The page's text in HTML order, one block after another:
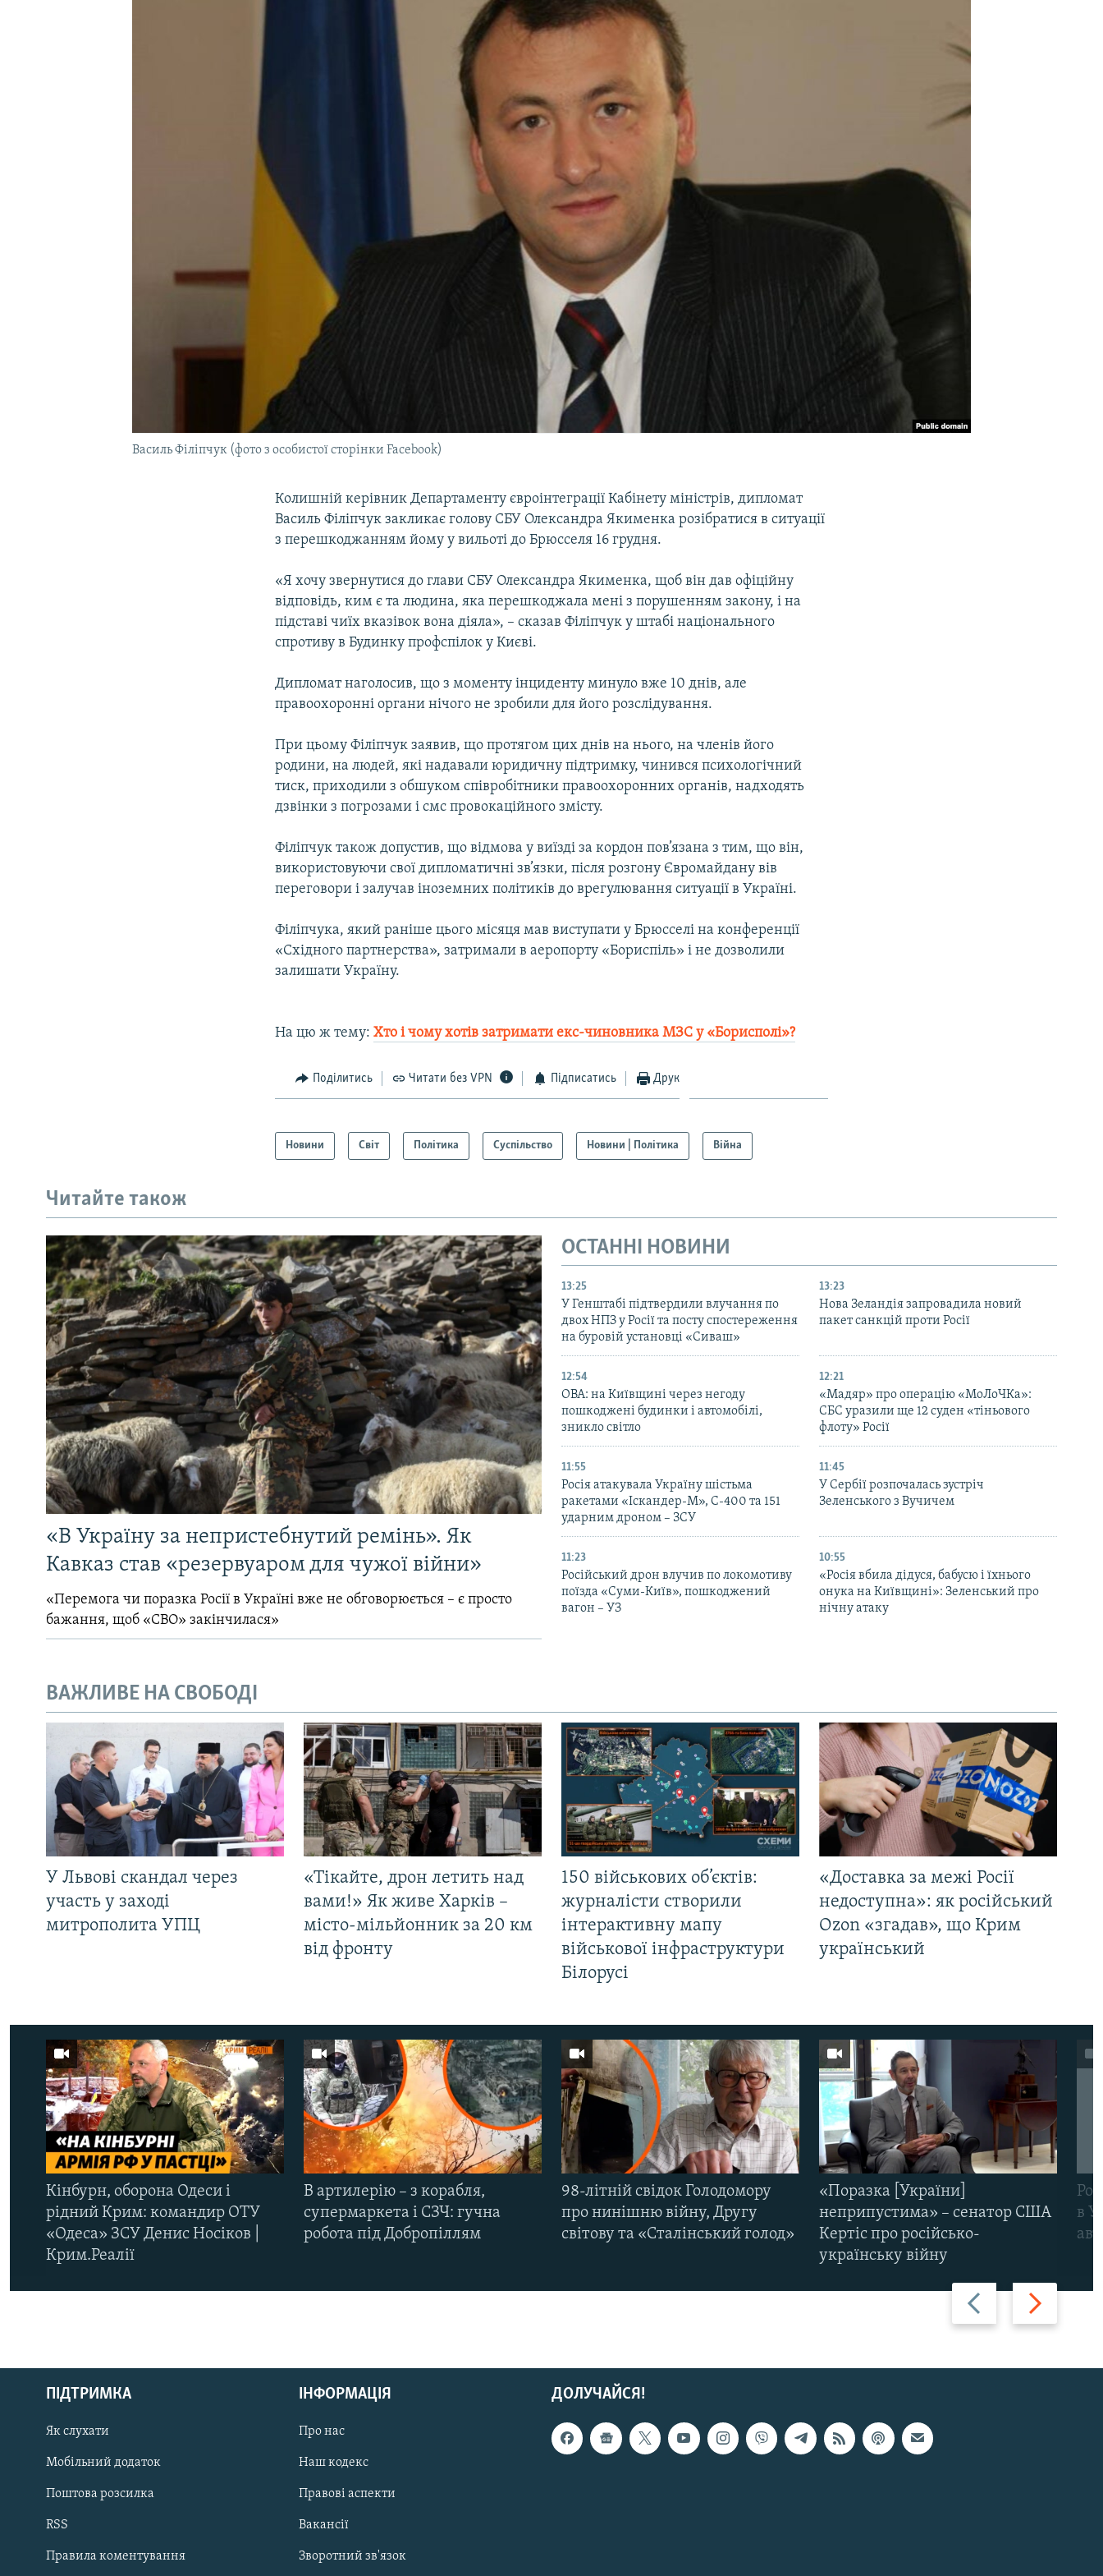
РУС
ДОЛУЧАЙСЯ!
Василь Філіпчук (фото з особистої сторінки Facebook)
Колишній керівник Департаменту євроінтеграції Кабінету міністрів, дипломат
Василь Філіпчук закликає голову СБУ Олександра Якименка розібратися в ситуації
з перешкоджанням йому у вильоті до Брюсселя 16 грудня.
«Я хочу звернутися до глави СБУ Олександра Якименка, щоб він дав офіційну
відповідь, ким є та людина, яка перешкоджала мені з порушенням закону, і на
підставі чиїх вказівок вона діяла», – сказав Філіпчук у штабі національного
спротиву в Будинку профспілок у Києві.
Дипломат наголосив, що з моменту інциденту минуло вже 10 днів, але
правоохоронні органи нічого не зробили для його розслідування.
При цьому Філіпчук заявив, що протягом цих днів на нього, на членів його
родини, на людей, які надавали юридичну підтримку, чинився психологічний
тиск, приходили з обшуком співробітники правоохоронних органів, надходять
дзвінки з погрозами і смс провокаційного змісту.
Філіпчук також допустив, що відмова у виїзді за кордон пов’язана з тим, що він,
використовуючи свої дипломатичні зв’язки, після розгону Євромайдану вів
переговори і залучав іноземних політиків до врегулювання ситуації в Україні.
Філіпчука, який раніше цього місяця мав виступати у Брюсселі на конференції
«Східного партнерства», затримали в аеропорту «Бориспіль» і не дозволили
залишати Україну.
На цю ж тему:Хто і чому хотів затримати екс-чиновника МЗС у «Борисполі»?
Поділитись Читати без VPN Підписатись Друк
Новини Світ Політика Суспільство Новини | Політика Війна
Читайте також
«В Україну за непристебнутий ремінь». Як
Кавказ став «резервуаром для чужої війни»
«Перемога чи поразка Росії в Україні вже не обговорюється – є просто
бажання, щоб «СВО» закінчилася»
ОСТАННІ НОВИНИ
13:25
У Генштабі підтвердили влучання по
двох НПЗ у Росії та посту спостереження
на буровій установці «Сиваш»
13:23
Нова Зеландія запровадила новий
пакет санкцій проти Росії
12:54
ОВА: на Київщині через негоду
пошкоджені будинки і автомобілі,
зникло світло
12:21
«Мадяр» про операцію «МоЛоЧКа»:
СБС уразили ще 12 суден «тіньового
флоту» Росії
11:55
Росія атакувала Україну шістьма
ракетами «Іскандер-М», С-400 та 151
ударним дроном – ЗСУ
11:45
У Сербії розпочалась зустріч
Зеленського з Вучичем
11:23
Російський дрон влучив по локомотиву
поїзда «Суми-Київ», пошкоджений
вагон – УЗ
10:55
«Росія вбила дідуся, бабусю і їхнього
онука на Київщині»: Зеленський про
нічну атаку
ВАЖЛИВЕ НА СВОБОДІ
У Львові скандал через
участь у заході
митрополита УПЦ
«Тікайте, дрон летить над
вами!» Як живе Харків –
місто-мільйонник за 20 км
від фронту
150 військових об’єктів:
журналісти створили
інтерактивну мапу
військової інфраструктури
Білорусі
«Доставка за межі Росії
недоступна»: як російський
Ozon «згадав», що Крим
український
Назад Вперед
Кінбурн, оборона Одеси і
рідний Крим: командир ОТУ
«Одеса» ЗСУ Денис Носіков |
Крим.Реалії
В артилерію – з корабля,
супермаркета і СЗЧ: гучна
робота під Добропіллям
98-літній свідок Голодомору
про нинішню війну, Другу
світову та «Сталінський голод»
«Поразка [України]
неприпустима» – сенатор США
Кертіс про російсько-
українську війну
в
ДОЛУЧАЙСЯ!
ПІДТРИМКА
Як слухати
Мобільний додаток
Поштова розсилка
RSS
Правила коментування
ІНФОРМАЦІЯ
Про нас
Наш кодекс
Правові аспекти
Вакансії
Зворотний зв'язок